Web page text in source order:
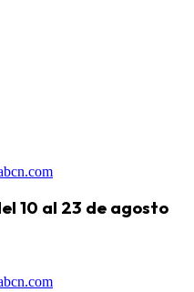
10 al 23 de agosto